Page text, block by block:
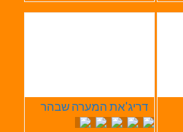
דריג'את המערה שבהר